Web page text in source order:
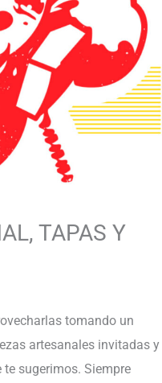
TAPAS Y
tomando un
artesanales invitadas y
sugerimos. Siempre